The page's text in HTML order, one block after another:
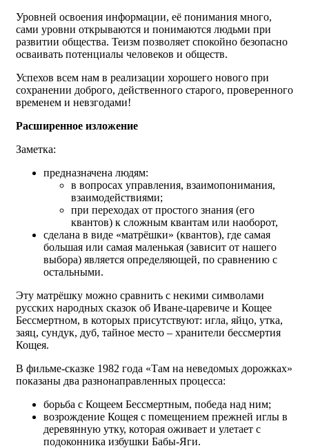
Уровней освоения информации, её понимания много,
сами уровни открываются и понимаются людьми при
развитии общества. Теизм позволяет спокойно безопасно
осваивать потенциалы человеков и обществ.
Успехов всем нам в реализации хорошего нового при
сохранении доброго, действенного старого, проверенного
временем и невзгодами!
Расширенное изложение
Заметка:
предназначена людям:
в вопросах управления, взаимопонимания,
взаимодействиями;
при переходах от простого знания (его
квантов) к сложным квантам или наоборот,
сделана в виде «матрёшки» (квантов), где самая
большая или самая маленькая (зависит от нашего
выбора) является определяющей, по сравнению с
остальными.
Эту матрёшку можно сравнить с некими символами
русских народных сказок об Иване-царевиче и Кощее
Бессмертном, в которых присутствуют: игла, яйцо, утка,
заяц, сундук, дуб, тайное место – хранители бессмертия
Кощея.
В фильме-сказке 1982 года «Там на неведомых дорожках»
показаны два разнонаправленных процесса:
борьба с Кощеем Бессмертным, победа над ним;
возрождение Кощея с помещением прежней иглы в
деревянную утку, которая оживает и улетает с
подоконника избушки Бабы-Яги.